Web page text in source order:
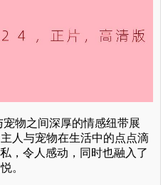
物之间深厚的情感纽带展
人与宠物在生活中的点点滴
，令人感动，同时也融入了
。